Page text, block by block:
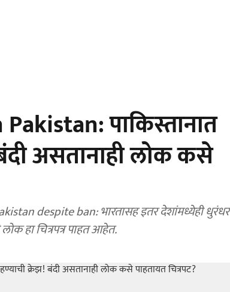
पाकिस्तानात
असतानाही लोक कसे
despite ban: भारतासह इतर देशांमध्येही धुरंधर
हा चित्रपत्र पाहत आहेत.